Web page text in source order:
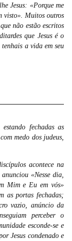
Jesus: «Porque me
visto». Muitos outros
não estão escritos
que Jesus é o
a vida em seu
estando fechadas as
medo dos judeus,
acontece na
«Nesse dia,
Mim e Eu em vós»
as portas fechadas;
vazio, anúncio da
perceber o
esconde-se e
Jesus condenado e